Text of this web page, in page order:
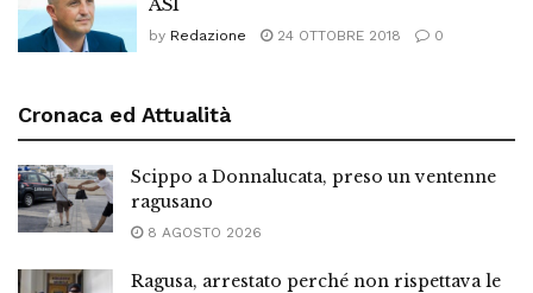
by Redazione 24 OTTOBRE 2018 0
Cronaca ed Attualità
Scippo a Donnalucata, preso un ventenne
ragusano
8 AGOSTO 2026
Ragusa, arrestato perché non rispettava le